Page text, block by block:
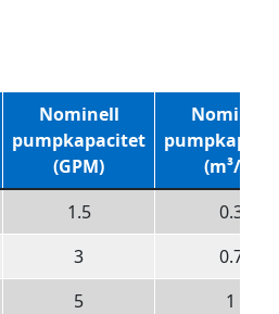
Nominell
pumpkapacitet
(GPM)
Nominell
(m³/h)
1.5
0.3
3
0.7
5 1